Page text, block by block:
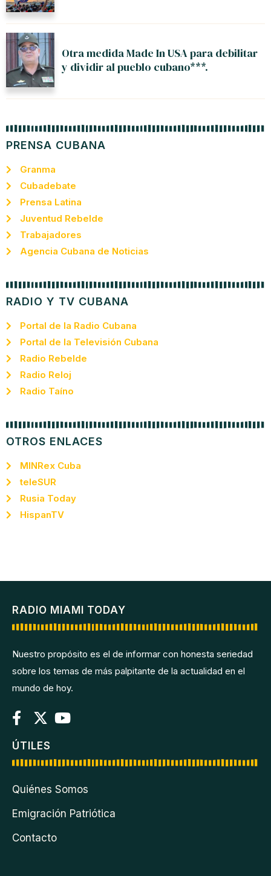
Otra medida Made In USA para debilitar
y dividir al pueblo cubano***.
PRENSA CUBANA
Granma
Cubadebate
Prensa Latina
Juventud Rebelde
Trabajadores
Agencia Cubana de Noticias
RADIO Y TV CUBANA
Portal de la Radio Cubana
Portal de la Televisión Cubana
Radio Rebelde
Radio Reloj
Radio Taíno
OTROS ENLACES
MINRex Cuba
teleSUR
Rusia Today
HispanTV
RADIO MIAMI TODAY
Nuestro propósito es el de informar con honesta seriedad
sobre los temas de más palpitante de la actualidad en el
mundo de hoy.
ÚTILES
Quiénes Somos
Emigración Patriótica
Contacto